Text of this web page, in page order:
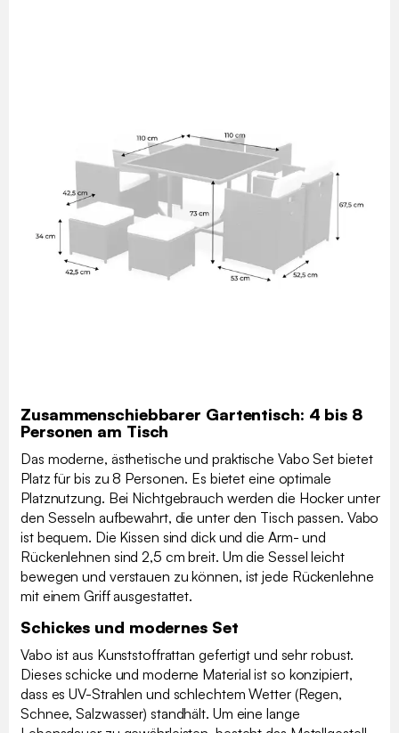
Zusammenschiebbarer Gartentisch: 4 bis 8
Personen am Tisch
Das moderne, ästhetische und praktische Vabo Set bietet
Platz für bis zu 8 Personen. Es bietet eine optimale
Platznutzung. Bei Nichtgebrauch werden die Hocker unter
den Sesseln aufbewahrt, die unter den Tisch passen. Vabo
ist bequem. Die Kissen sind dick und die Arm- und
Rückenlehnen sind 2,5 cm breit. Um die Sessel leicht
bewegen und verstauen zu können, ist jede Rückenlehne
mit einem Griff ausgestattet.
Schickes und modernes Set
Vabo ist aus Kunststoffrattan gefertigt und sehr robust.
Dieses schicke und moderne Material ist so konzipiert,
dass es UV-Strahlen und schlechtem Wetter (Regen,
Schnee, Salzwasser) standhält. Um eine lange